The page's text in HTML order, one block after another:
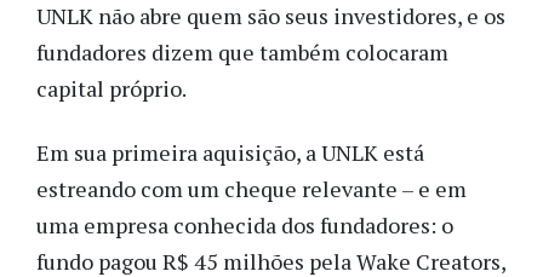
UNLK não abre quem são seus investidores, e os
fundadores dizem que também colocaram
capital próprio.
Em sua primeira aquisição, a UNLK está
estreando com um cheque relevante – e em
uma empresa conhecida dos fundadores: o
fundo pagou R$ 45 milhões pela Wake Creators,